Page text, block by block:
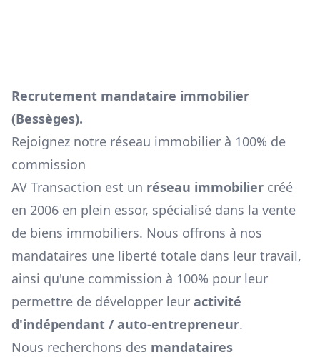
Recrutement mandataire immobilier
(Bessèges).
Rejoignez notre réseau immobilier à 100% de
commission
AV Transaction est un réseau immobilier créé
en 2006 en plein essor, spécialisé dans la vente
de biens immobiliers. Nous offrons à nos
mandataires une liberté totale dans leur travail,
ainsi qu'une commission à 100% pour leur
permettre de développer leur activité
d'indépendant / auto-entrepreneur.
Nous recherchons des mandataires